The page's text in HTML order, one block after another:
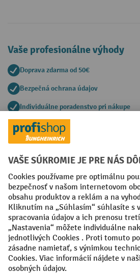
Vaše profesionálne výhody
Doprava zdarma od 50€
Bezpečná ochrana údajov
Individuálne poradenstvo pri nákupe
Spôsoby platby
Faktúra Predplatba
Sociálne siete
Facebook
YouTube
LinkedIn